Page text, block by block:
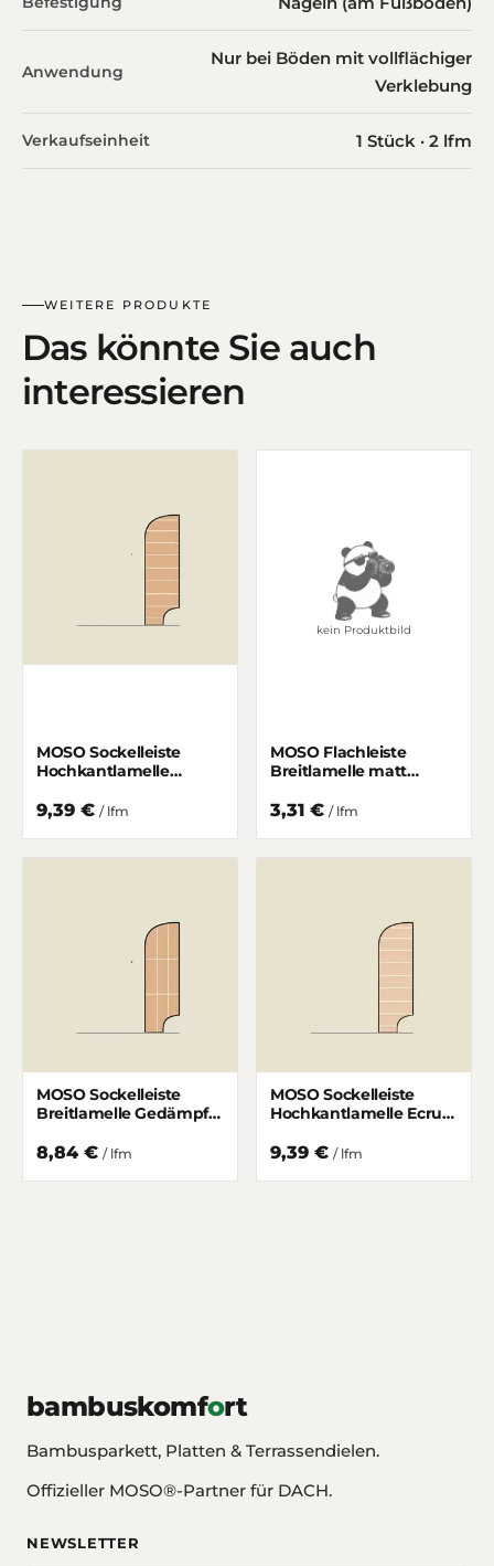
Anwendung
Nur bei Böden mit vollflächiger
Verklebung
Verkaufseinheit 1 Stück · 2 lfm
WEITERE PRODUKTE
Das könnte Sie auch
interessieren
MOSO Sockelleiste
Hochkantlamelle
50/15 mm
9,39 € / lfm
kein Produktbild
MOSO Flachleiste
Breitlamelle matt
3,31 € / lfm
MOSO Sockelleiste
Breitlamelle Gedämpft
8,84 € / lfm
MOSO Sockelleiste
Hochkantlamelle Ecru
9,39 € / lfm
bambuskomfort
Bambusparkett, Platten & Terrassendielen.
Offizieller MOSO®-Partner für DACH.
NEWSLETTER